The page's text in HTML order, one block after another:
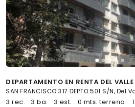
DEPARTAMENTO EN RENTA DEL
SAN FRANCISCO 317 DEPTO 501 S/N,
3 rec. 3 ba. 3 est. 0 mts. terreno.